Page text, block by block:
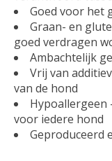
Goed voor het
Graan- en
goed verdragen
Ambachtelijk
Vrij van
van de hond
Hypoallergeen
voor iedere hond
Geproduceerd